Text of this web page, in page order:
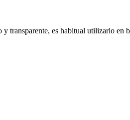
transparente, es habitual utilizarlo en